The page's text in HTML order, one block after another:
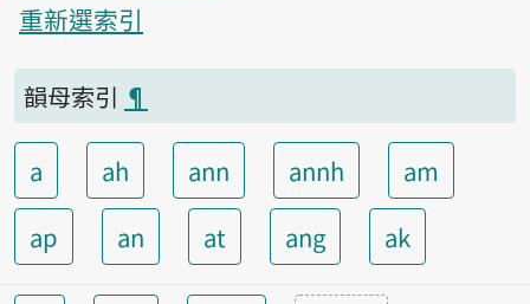
重新選索引
韻母索引 ¶
a ah ann annh
am
ap
an at ang ak